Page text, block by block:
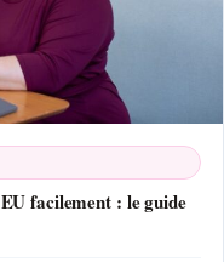
facilement : le guide